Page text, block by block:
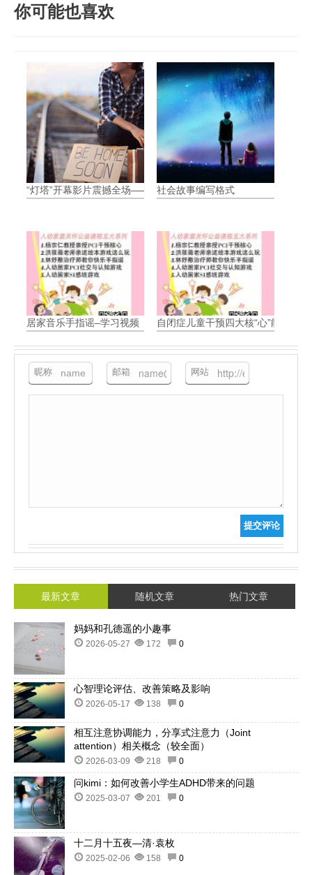
你可能也喜欢
“灯塔”开幕影片震撼全场——《时间之海》
社会故事编写格式
居家音乐手指谣–学习视频 自闭症儿童干预四大核“心”能力-视
昵称 邮箱 网站
提交评论
最新文章 随机文章 热门文章
妈妈和孔德遥的小趣事
2026-05-27 172 0
心智理论评估、改善策略及影响
2026-05-17 138 0
相互注意协调能力，分享式注意力（Joint
attention）相关概念（较全面）
2026-03-09 218 0
问kimi：如何改善小学生ADHD带来的问题
2025-03-07 201 0
十二月十五夜—清·袁枚
2025-02-06 158 0